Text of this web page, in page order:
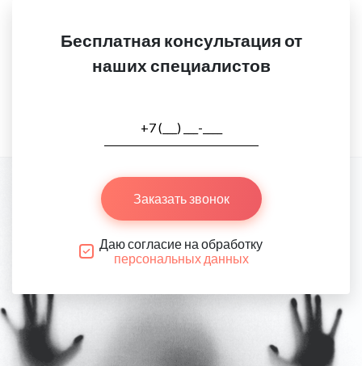
Бесплатная консультация от
наших специалистов
Заказать звонок
Даю согласие на обработку
персональных данных